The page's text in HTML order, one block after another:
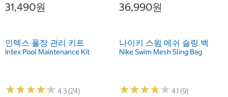
31,490원
인텍스 풀장 관리 키트
Intex Pool Maintenance Kit
★★★★★
★★★★★ 4.3 (24)
36,990원
나이키 스윔 메쉬 슬링 백
Nike Swim Mesh Sling Bag
★★★★★
★★★★★ 4.1 (9)